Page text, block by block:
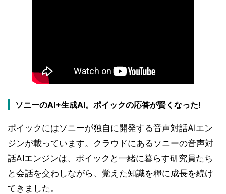
ソニーのAI+生成AI。ポイックの応答が賢くなった!
ポイックにはソニーが独自に開発する音声対話AIエン
ジンが載っています。クラウドにあるソニーの音声対
話AIエンジンは、ポイックと一緒に暮らす研究員たち
と会話を交わしながら、覚えた知識を糧に成長を続け
てきました。